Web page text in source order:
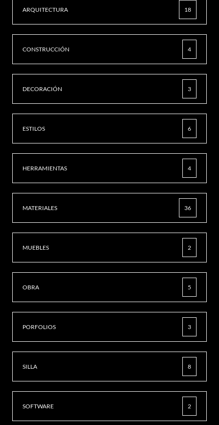
ARQUITECTURA 18
CONSTRUCCIÓN 4
DECORACIÓN 3
ESTILOS 6
HERRAMIENTAS 4
MATERIALES 36
MUEBLES 2
OBRA 5
PORFOLIOS 3
SILLA 8
SOFTWARE 2